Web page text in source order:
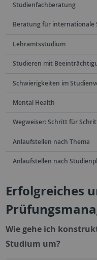
Studienfachberatung
Beratung für internationale
Lehramtsstudium
Studieren mit
Schwierigkeiten im
Mental Health
Wegweiser: Schritt für
Anlaufstellen nach Thema
Anlaufstellen nach
Erfolgreiches
Wie gehe ich
Studium um?